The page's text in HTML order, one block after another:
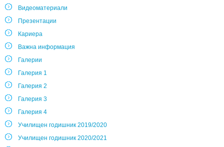
Видеоматериали
Презентации
Кариера
Важна информация
Галерии
Галерия 1
Галерия 2
Галерия 3
Галерия 4
Училищен годишник 2019/2020
Училищен годишник 2020/2021